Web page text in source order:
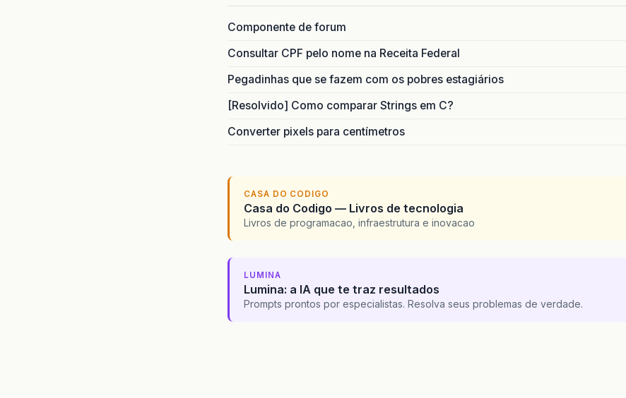
Componente de forum
Consultar CPF pelo nome na Receita Federal
Pegadinhas que se fazem com os pobres estagiários
[Resolvido] Como comparar Strings em C?
Converter pixels para centímetros
CASA DO CODIGO
Casa do Codigo — Livros de tecnologia
Livros de programacao, infraestrutura e inovacao
LUMINA
Lumina: a IA que te traz resultados
Prompts prontos por especialistas. Resolva seus problemas de verdade.